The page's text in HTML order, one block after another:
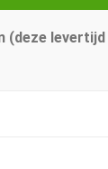
(deze